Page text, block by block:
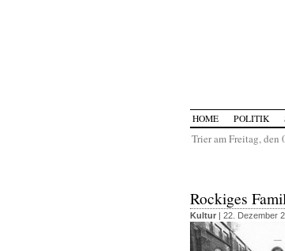
HOME POLITIK
Trier am Freitag, den
Rockiges
Kultur | 22. Dezember